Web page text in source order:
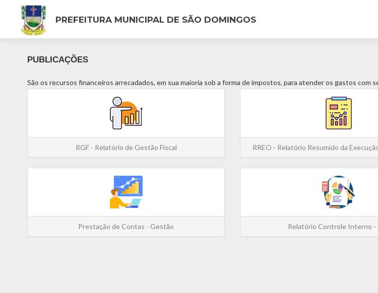
PREFEITURA MUNICIPAL DE SÃO DOMINGOS
PUBLICAÇÕES
São os recursos financeiros arrecadados, em sua maioria sob a forma de impostos, para atender os gastos com
RGF - Relatório de Gestão Fiscal RREO - Relatório Resumido da
Prestação de Contas - Gestão Relatório Controle Interno -